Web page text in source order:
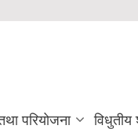
परियोजना